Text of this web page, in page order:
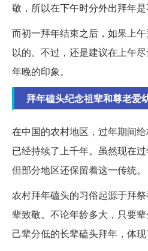
敬，所以在下午时分外出拜年是
而初一拜年结束之后，如果上
以的。不过，还是建议在上午
年晚的印象。
拜年磕头纪念祖辈和尊老爱
在中国的农村地区，过年期间
已经持续了上千年。虽然现在
但部分地区还保留着这一传统。
农村拜年磕头的习俗起源于拜
辈致敬。不论年龄多大，只要
己辈分低的长辈磕头拜年，体现